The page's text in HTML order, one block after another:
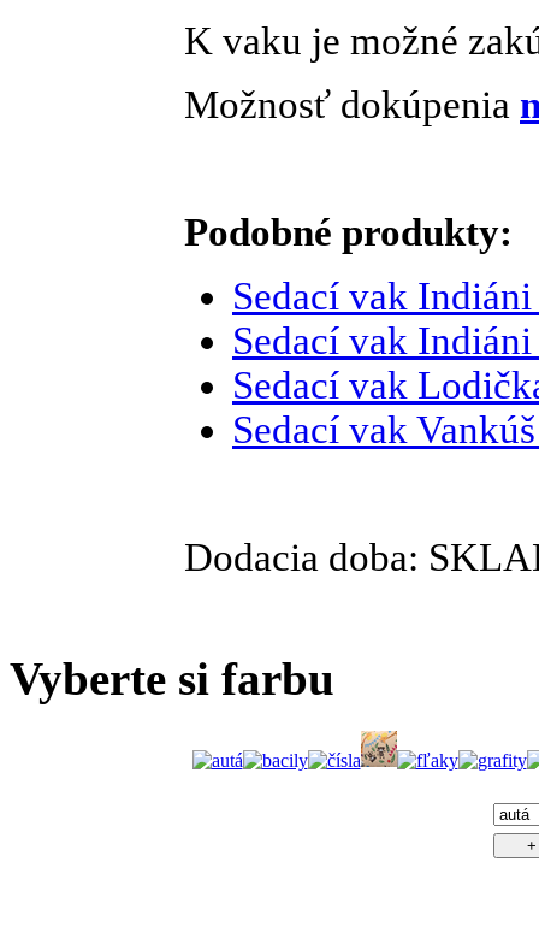
K vaku je možné
Možnosť dokúpenia
Podobné produkty:
Sedací vak
Sedací vak
Sedací vak
Sedací vak
Dodacia doba:
Vyberte si farbu